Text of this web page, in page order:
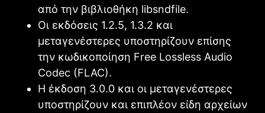
από την βιβλιοθήκη libsndfile.
Οι εκδόσεις 1.2.5, 1.3.2 και
μεταγενέστερες υποστηρίζουν επίσης
την κωδικοποίηση Free Lossless Audio
Codec (FLAC).
Η έκδοση 3.0.0 και οι μεταγενέστερες
υποστηρίζουν και επιπλέον είδη αρχείων